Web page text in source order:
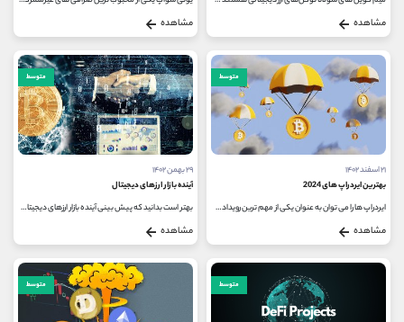
مشاهده مشاهده
متوسط
۲۱ اسفند ۱۴۰۲
بهترین ایردراپ های 2024
ایردراپ ها را می توان به عنوان یکی از مهم ترین رویدادهای کریپتو معرفی کرد. شناخت بهترین ایردراپ های 2024 می تواند به شما برای...
مشاهده
متوسط
۲۹ بهمن ۱۴۰۲
آینده بازار ارزهای دیجیتال
بهتر است بدانید که پیش بینی آینده بازار ارزهای دیجیتال در بین موضوعاتی قرار دارد که نمی توان به طور قطعی درمورد آن نظر داد...
مشاهده
متوسط متوسط